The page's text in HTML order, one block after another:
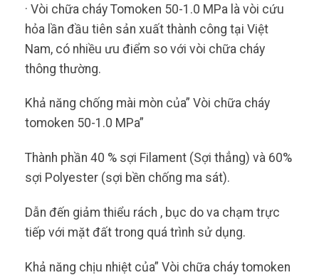
· Vòi chữa cháy Tomoken 50-1.0 MPa là vòi cứu
hỏa lần đầu tiên sản xuất thành công tại Việt
Nam, có nhiều ưu điểm so với vòi chữa cháy
thông thường.
Khả năng chống mài mòn của” Vòi chữa cháy
tomoken 50-1.0 MPa”
Thành phần 40 % sợi Filament (Sợi thẳng) và 60%
sợi Polyester (sợi bền chống ma sát).
Dẫn đến giảm thiểu rách , bục do va chạm trực
tiếp với mặt đất trong quá trình sử dụng.
Khả năng chịu nhiệt của” Vòi chữa cháy tomoken